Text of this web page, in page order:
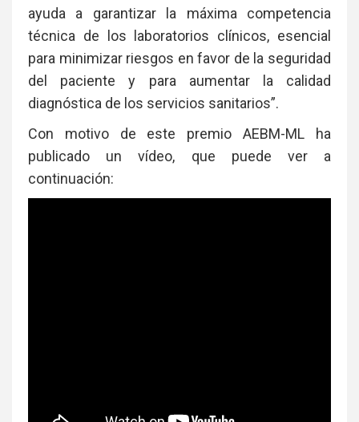
ayuda a garantizar la máxima competencia
técnica de los laboratorios clínicos, esencial
para minimizar riesgos en favor de la seguridad
del paciente y para aumentar la calidad
diagnóstica de los servicios sanitarios”.
Con motivo de este premio AEBM-ML ha
publicado un vídeo, que puede ver a
continuación: